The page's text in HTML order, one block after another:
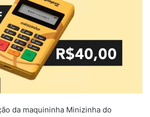
da maquininha Minizinha do